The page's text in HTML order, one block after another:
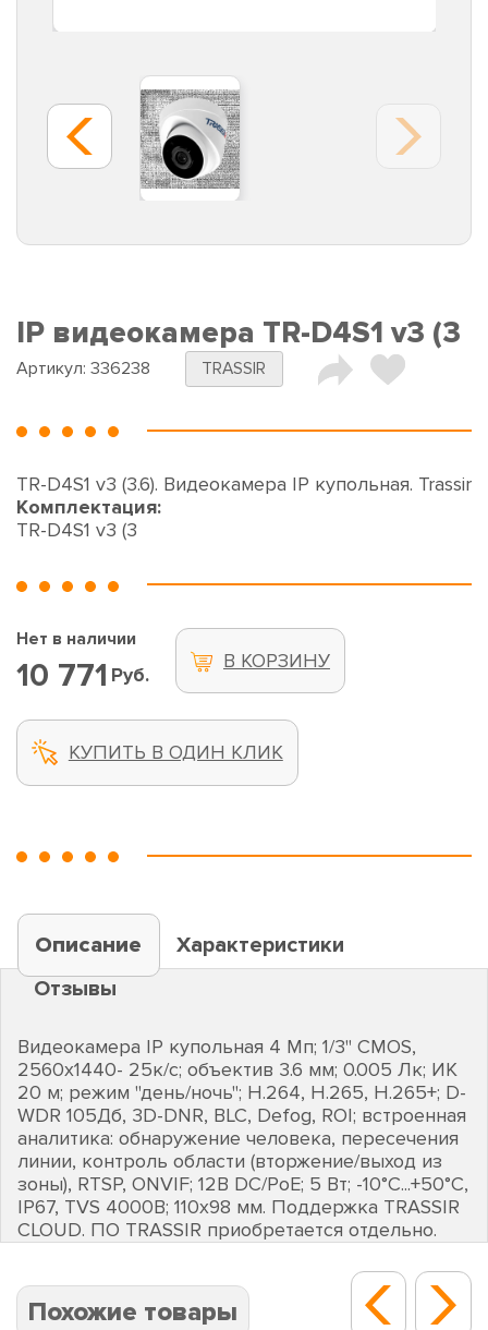
IP видеокамера TR-D4S1 v3 (3
Артикул: 336238 TRASSIR
TR-D4S1 v3 (3.6). Видеокамера IP купольная. Trassir
Комплектация:
TR-D4S1 v3 (3
Нет в наличии
10 771 Руб.
В КОРЗИНУ
КУПИТЬ В ОДИН КЛИК
Описание
Характеристики
Отзывы
Видеокамера IP купольная 4 Mп; 1/3" CMOS,
2560х1440- 25к/с; объектив 3.6 мм; 0.005 Лк; ИК
20 м; режим "день/ночь"; H.264, H.265, H.265+; D-
WDR 105Дб, 3D-DNR, BLC, Defog, ROI; встроенная
аналитика: обнаружение человека, пересечения
линии, контроль области (вторжение/выход из
зоны), RTSP, ONVIF; 12В DC/PоE; 5 Вт; -10°C...+50°C,
IP67, TVS 4000В; 110х98 мм. Поддержка TRASSIR
CLOUD. ПО TRASSIR приобретается отдельно.
Похожие товары